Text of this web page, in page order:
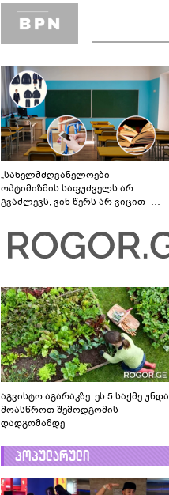
ლაბირინთები?
„სახელმძღვანელოები
ოპტიმიზმის საფუძველს არ
გვაძლევს, ვინ წერს არ ვიცით -
უკეთ გამოყენება“ - განათლების
სისტემის გამოწვევები
აგვისტო აგარაკზე: ეს 5 საქმე უნდა
მოასწროთ შემოდგომის
დადგომამდე
პოპულარული